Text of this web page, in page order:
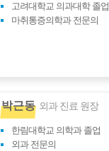
고려대학교 의과대학 졸업
마취통증의학과 전문의
박근동 외과 진료 원장
한림대학교 의학과 졸업
외과 전문의